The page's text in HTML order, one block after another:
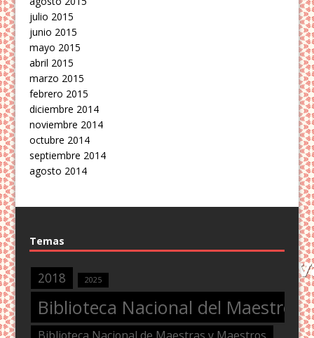
julio 2015
junio 2015
mayo 2015
abril 2015
marzo 2015
febrero 2015
diciembre 2014
noviembre 2014
octubre 2014
septiembre 2014
agosto 2014
Temas
2018 2025
Biblioteca Nacional del Maestro
Biblioteca Nacional de Maestras y Maestros